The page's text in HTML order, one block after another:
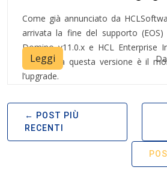
Come già annunciato da
arrivata la fine del supporto (EOS)
Domino v11.0.x e HCL Enterprise
hai ancora questa versione è il
l’upgrade.
Leggi
POST PIÙ
RECENTI